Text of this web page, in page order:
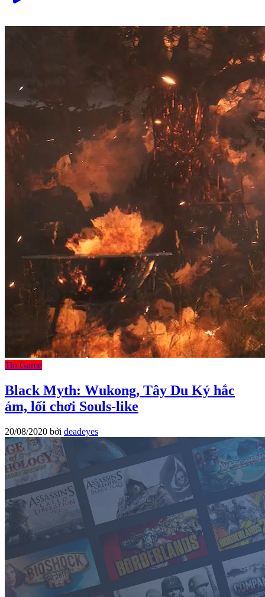
Tin Game
Black Myth: Wukong, Tây Du Ký hắc
ám, lối chơi Souls-like
20/08/2020 bởi deadeyes